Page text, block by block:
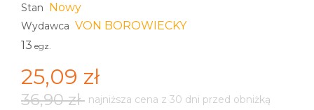
Stan Nowy
Wydawca VON BOROWIECKY
13 egz.
25,09 zł
36,90 zł najniższa cena z 30 dni przed obniżką